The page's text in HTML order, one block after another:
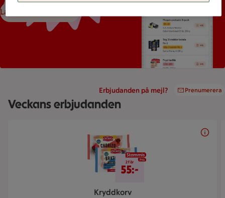
Ladda ned ICA-appen
Erbjudanden på mejl? Prenumerera
Veckans erbjudanden
Bildspel med 5 bilder.
Kryddkorv
2 för 55 kr
2 för
55:-